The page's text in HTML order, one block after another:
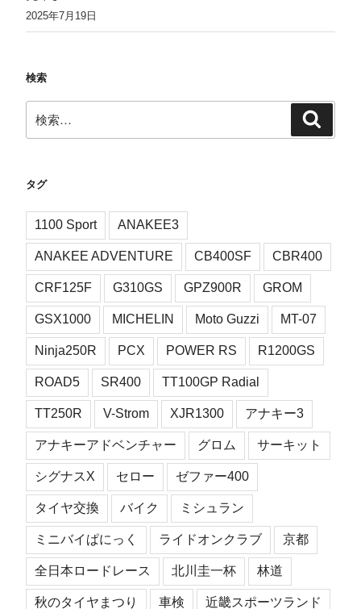
2025年7月19日
検索
検
タグ
1100 Sport ANAKEE3
ANAKEE ADVENTURE CB400SF CBR400
CRF125F G310GS GPZ900R GROM
GSX1000 MICHELIN Moto Guzzi MT-07
Ninja250R PCX POWER RS R1200GS
ROAD5 SR400 TT100GP Radial
TT250R V-Strom XJR1300 アナキー3
アナキーアドベンチャー グロム サーキット
シグナスX セロー ゼファー400
タイヤ交換 バイク ミシュラン
ミニバイぱにっく ライドオンクラブ 京都
全日本ロードレース 北川圭一杯 林道
秋のタイヤまつり 車検 近畿スポーツランド